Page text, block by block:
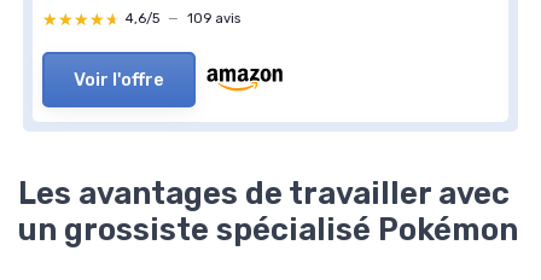
★★★★★
★★★★★ 4,6/5 — 109 avis
Voir l'offre
Les avantages de travailler avec
un grossiste spécialisé Pokémon